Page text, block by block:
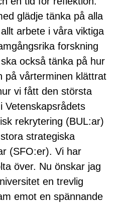
glädje tänka på alla
arbete i våra viktiga
forskning
också tänka på hur
på vårterminen klättrat
vi fått den största
Vetenskapsrådets
rekrytering (BUL:ar)
strategiska
(SFO:er). Vi har
över. Nu önskar jag
en trevlig
emot en spännande